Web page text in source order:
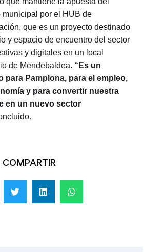
por el HUB de
que es un proyecto destinado
y espacio de encuentro del sector
y digitales en un local
de Mendebaldea. “Es un
para Pamplona, para el empleo,
y para convertir nuestra
en un nuevo sector
COMPARTIR